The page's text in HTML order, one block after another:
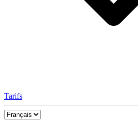
Tarifs